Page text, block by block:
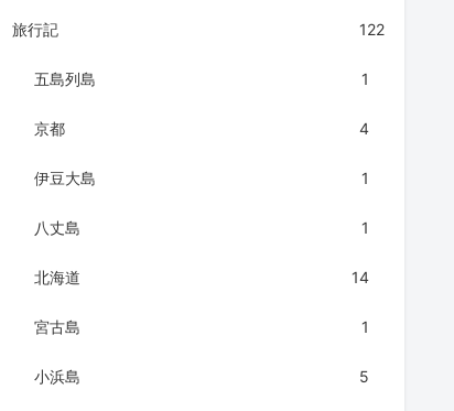
旅行記 122
五島列島 1
京都 4
伊豆大島 1
八丈島 1
北海道 14
宮古島 1
小浜島 5